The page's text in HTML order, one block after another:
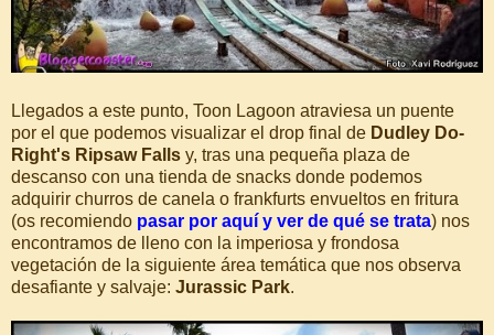
Llegados a este punto, Toon Lagoon atraviesa un puente
por el que podemos visualizar el drop final de Dudley Do-
Right's Ripsaw Falls y, tras una pequeña plaza de
descanso con una tienda de snacks donde podemos
adquirir churros de canela o frankfurts envueltos en fritura
(os recomiendo pasar por aquí y ver de qué se trata) nos
encontramos de lleno con la imperiosa y frondosa
vegetación de la siguiente área temática que nos observa
desafiante y salvaje: Jurassic Park.